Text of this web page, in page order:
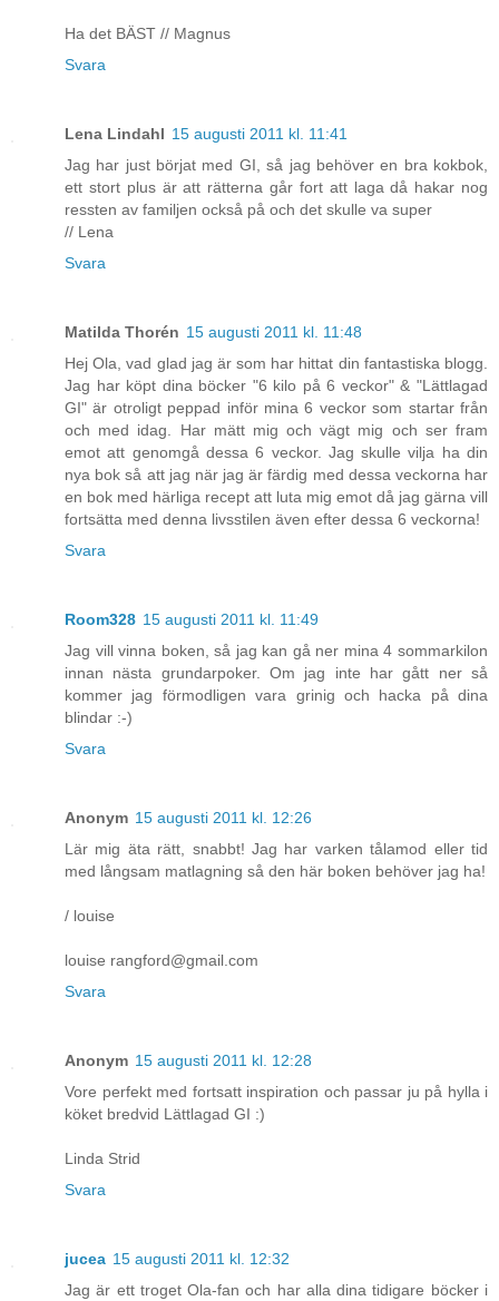
Ha det BÄST // Magnus
Svara
Lena Lindahl 15 augusti 2011 kl. 11:41
Jag har just börjat med GI, så jag behöver en bra kokbok,
ett stort plus är att rätterna går fort att laga då hakar nog
ressten av familjen också på och det skulle va super
// Lena
Svara
Matilda Thorén 15 augusti 2011 kl. 11:48
Hej Ola, vad glad jag är som har hittat din fantastiska blogg.
Jag har köpt dina böcker "6 kilo på 6 veckor" & "Lättlagad
GI" är otroligt peppad inför mina 6 veckor som startar från
och med idag. Har mätt mig och vägt mig och ser fram
emot att genomgå dessa 6 veckor. Jag skulle vilja ha din
nya bok så att jag när jag är färdig med dessa veckorna har
en bok med härliga recept att luta mig emot då jag gärna vill
fortsätta med denna livsstilen även efter dessa 6 veckorna!
Svara
Room328 15 augusti 2011 kl. 11:49
Jag vill vinna boken, så jag kan gå ner mina 4 sommarkilon
innan nästa grundarpoker. Om jag inte har gått ner så
kommer jag förmodligen vara grinig och hacka på dina
blindar :-)
Svara
Anonym 15 augusti 2011 kl. 12:26
Lär mig äta rätt, snabbt! Jag har varken tålamod eller tid
med långsam matlagning så den här boken behöver jag ha!
/ louise
louise rangford@gmail.com
Svara
Anonym 15 augusti 2011 kl. 12:28
Vore perfekt med fortsatt inspiration och passar ju på hylla i
köket bredvid Lättlagad GI :)
Linda Strid
Svara
jucea 15 augusti 2011 kl. 12:32
Jag är ett troget Ola-fan och har alla dina tidigare böcker i